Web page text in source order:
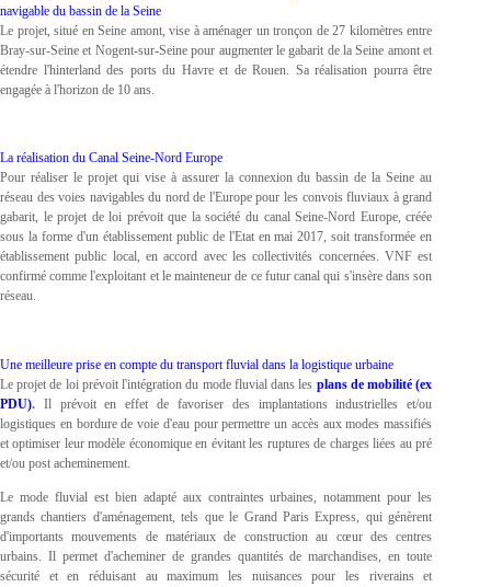
navigable du bassin de la Seine
Le projet, situé en Seine amont, vise à aménager un tronçon de 27 kilomètres entre
Bray-sur-Seine et Nogent-sur-Seine pour augmenter le gabarit de la Seine amont et
étendre l'hinterland des ports du Havre et de Rouen. Sa réalisation pourra être
engagée à l'horizon de 10 ans.
La réalisation du Canal Seine-Nord Europe
Pour réaliser le projet qui vise à assurer la connexion du bassin de la Seine au
réseau des voies navigables du nord de l'Europe pour les convois fluviaux à grand
gabarit, le projet de loi prévoit que la société du canal Seine-Nord Europe, créée
sous la forme d'un établissement public de l'Etat en mai 2017, soit transformée en
établissement public local, en accord avec les collectivités concernées. VNF est
confirmé comme l'exploitant et le mainteneur de ce futur canal qui s'insère dans son
réseau.
Une meilleure prise en compte du transport fluvial dans la logistique urbaine
Le projet de loi prévoit l'intégration du mode fluvial dans les plans de mobilité (ex
PDU). Il prévoit en effet de favoriser des implantations industrielles et/ou
logistiques en bordure de voie d'eau pour permettre un accès aux modes massifiés
et optimiser leur modèle économique en évitant les ruptures de charges liées au pré
et/ou post acheminement.
Le mode fluvial est bien adapté aux contraintes urbaines, notamment pour les
grands chantiers d'aménagement, tels que le Grand Paris Express, qui génèrent
d'importants mouvements de matériaux de construction au cœur des centres
urbains. Il permet d'acheminer de grandes quantités de marchandises, en toute
sécurité et en réduisant au maximum les nuisances pour les riverains et